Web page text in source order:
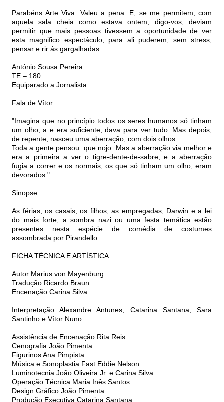
Parabéns Arte Viva. Valeu a pena. E, se me permitem, com
aquela sala cheia como estava ontem, digo-vos, deviam
permitir que mais pessoas tivessem a oportunidade de ver
esta magnifico espectáculo, para ali puderem, sem stress,
pensar e rir ás gargalhadas.
António Sousa Pereira
TE – 180
Equiparado a Jornalista
Fala de Vítor
"Imagina que no princípio todos os seres humanos só tinham
um olho, a e era suficiente, dava para ver tudo. Mas depois,
de repente, nasceu uma aberração, com dois olhos.
Toda a gente pensou: que nojo. Mas a aberração via melhor e
era a primeira a ver o tigre-dente-de-sabre, e a aberração
fugia a correr e os normais, os que só tinham um olho, eram
devorados."
Sinopse
As férias, os casais, os filhos, as empregadas, Darwin e a lei
do mais forte, a sombra nazi ou uma festa temática estão
presentes nesta espécie de comédia de costumes
assombrada por Pirandello.
FICHA TÉCNICA E ARTÍSTICA
Autor Marius von Mayenburg
Tradução Ricardo Braun
Encenação Carina Silva
Interpretação Alexandre Antunes, Catarina Santana, Sara
Santinho e Vítor Nuno
Assistência de Encenação Rita Reis
Cenografia João Pimenta
Figurinos Ana Pimpista
Música e Sonoplastia Fast Eddie Nelson
Luminotecnia João Oliveira Jr. e Carina Silva
Operação Técnica Maria Inês Santos
Design Gráfico João Pimenta
Produção Executiva Catarina Santana